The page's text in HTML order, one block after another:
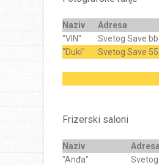
Naziv Adresa
"VIN"
Svetog Save bb
"Duki"
Svetog Save 55
Frizerski saloni
Naziv Adresa
"Anđa"